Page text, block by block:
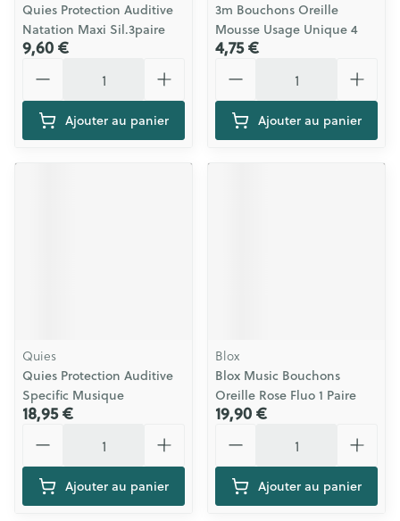
Quies Protection Auditive
Natation Maxi Sil.3paire
9,60 €
Ajouter au panier
3m Bouchons Oreille
Mousse Usage Unique 4
4,75 €
Ajouter au panier
Quies
Quies Protection Auditive
Specific Musique
18,95 €
Ajouter au panier
Blox
Blox Music Bouchons
Oreille Rose Fluo 1 Paire
19,90 €
Ajouter au panier